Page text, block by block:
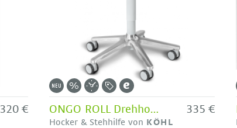
320 € ONGO ROLL Drehhocker - Ausstellungsstück
Hocker & Stehhilfe von KÖHL
335 €